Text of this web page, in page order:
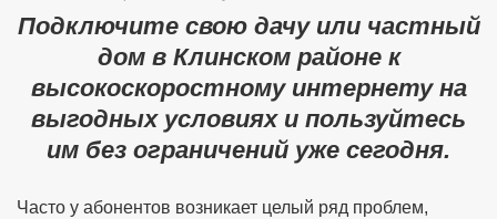
Подключите свою дачу или частный
дом в Клинском районе к
высокоскоростному интернету на
выгодных условиях и пользуйтесь
им без ограничений уже сегодня.
Часто у абонентов возникает целый ряд проблем,